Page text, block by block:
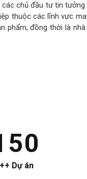
chủ đầu tư tin
thuộc các lĩnh vực
phẩm, đồng thời là
++ Dự án